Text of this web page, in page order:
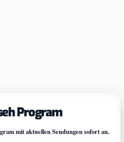
Program
mit aktuellen Sendungen sofort an.